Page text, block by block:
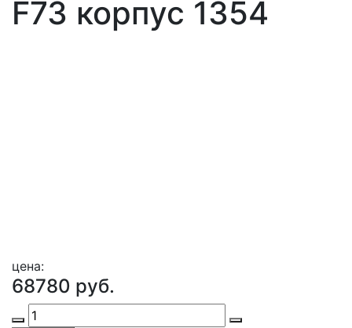
F73 корпус 1354
цена:
68780 руб.